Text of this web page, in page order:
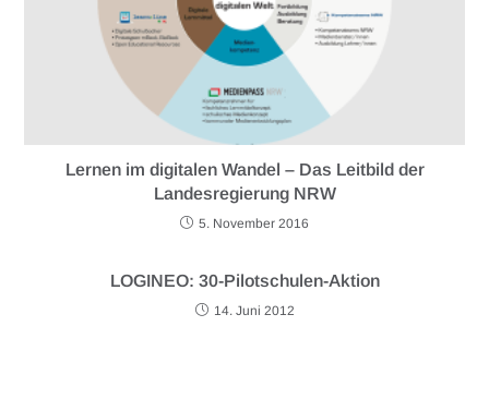
Lernen im digitalen Wandel – Das Leitbild der
Landesregierung NRW
5. November 2016
LOGINEO: 30-Pilotschulen-Aktion
14. Juni 2012